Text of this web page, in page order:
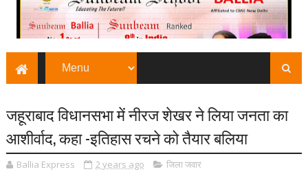
जहूराबाद विधानसभा में नीरज शेखर ने लिया जनता का
आशीर्वाद, कहा -इतिहास रचने को तैयार बलिया
Ballia Express 2 years ago जिला जवार